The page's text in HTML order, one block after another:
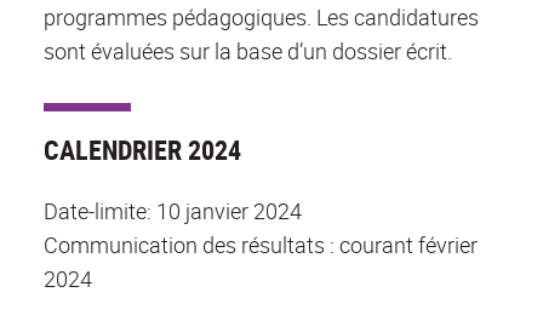
programmes pédagogiques. Les candidatures
sont évaluées sur la base d’un dossier écrit.
CALENDRIER 2024
Date-limite: 10 janvier 2024
Communication des résultats : courant février
2024